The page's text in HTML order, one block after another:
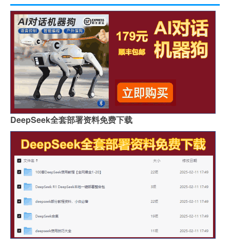
DeepSeek全套部署资料免费下载